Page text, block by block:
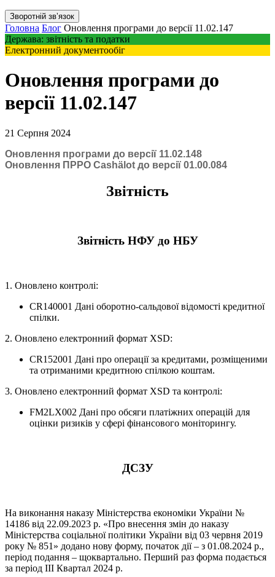
Зворотній звʼязок
Головна Блог Оновлення програми до версії 11.02.147
Держава: звітність та податки
Електронний документообіг
Оновлення програми до
версії 11.02.147
21 Серпня 2024
Оновлення програми до версії 11.02.148
Оновлення ПРРО Cashӓlot до версії 01.00.084
Звітність
Звітність НФУ до НБУ
1. Оновлено контролі:
CR140001 Дані оборотно-сальдової відомості кредитної
спілки.
2. Оновлено електронний формат XSD:
CR152001 Дані про операції за кредитами, розміщеними
та отриманими кредитною спілкою коштам.
3. Оновлено електронний формат XSD та контролі:
FM2LX002 Дані про обсяги платіжних операцій для
оцінки ризиків у сфері фінансового моніторингу.
ДСЗУ
На виконання наказу Міністерства економіки України №
14186 від 22.09.2023 р. «Про внесення змін до наказу
Міністерства соціальної політики України від 03 червня 2019
року № 851» додано нову форму, початок дії – з 01.08.2024 р.,
період подання – щоквартально. Перший раз форма подається
за період ІІІ Квартал 2024 р.